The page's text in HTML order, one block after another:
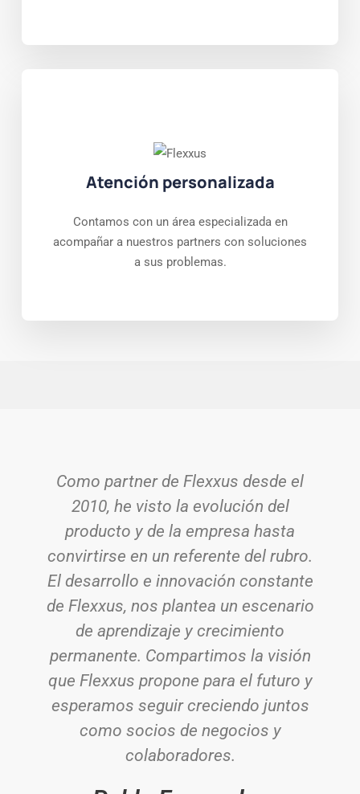
Atención personalizada
Contamos con un área especializada en
acompañar a nuestros partners con soluciones
a sus problemas.
Como partner de Flexxus desde el
2010, he visto la evolución del
producto y de la empresa hasta
convirtirse en un referente del rubro.
El desarrollo e innovación constante
de Flexxus, nos plantea un escenario
de aprendizaje y crecimiento
permanente. Compartimos la visión
que Flexxus propone para el futuro y
esperamos seguir creciendo juntos
como socios de negocios y
colaboradores.